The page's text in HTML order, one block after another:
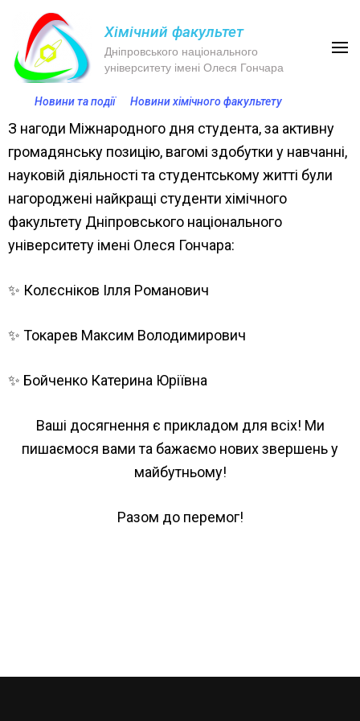
Хімічний факультет
Дніпровського національного
університету імені Олеся Гончара
Новини та події Новини хімічного факультету
З нагоди Міжнародного дня студента, за активну
громадянську позицію, вагомі здобутки у навчанні,
науковій діяльності та студентському житті були
нагороджені найкращі студенти хімічного
факультету Дніпровського національного
університету імені Олеся Гончара:
✨ Колєсніков Ілля Романович
✨ Токарев Максим Володимирович
✨ Бойченко Катерина Юріївна
Ваші досягнення є прикладом для всіх! Ми
пишаємося вами та бажаємо нових звершень у
майбутньому!
Разом до перемог!